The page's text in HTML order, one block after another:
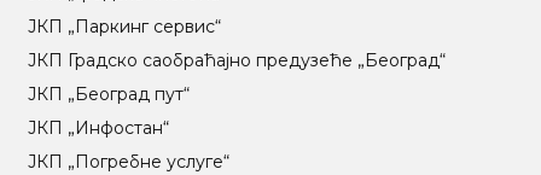
ЈКП „Паркинг сервис“
ЈКП Градско саобраћајно предузеће „Београд“
ЈКП „Београд пут“
ЈКП „Инфостан“
ЈКП „Погребне услуге“